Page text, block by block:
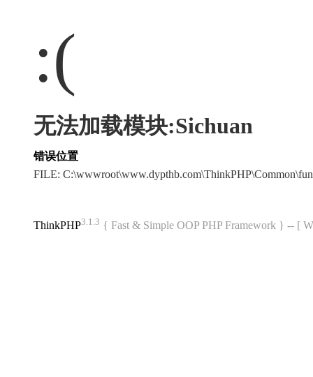
:(
无法加载模块:Sichuan
错误位置
FILE:
ThinkPHP3.1.3 { Fast & Simple OOP PHP Framework } -- [